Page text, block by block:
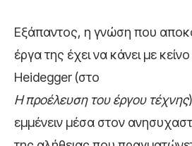
Εξάπαντος, η γνώση που
έργα της έχει να κάνει με
Heidegger (στο
Η προέλευση του έργου τέχνης
εμμένειν μέσα στον